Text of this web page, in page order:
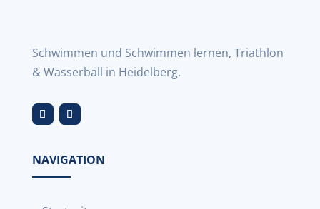
Schwimmen und Schwimmen lernen, Triathlon
& Wasserball in Heidelberg.
NAVIGATION